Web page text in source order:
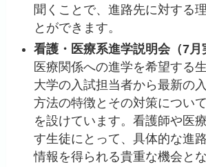
聞くことで、進路先に対する
とができます。
看護・医療系進学説明会（7月
医療関係への進学を希望する
大学の入試担当者から最新の
方法の特徴とその対策につい
を設けています。看護師や医
す生徒にとって、具体的な進
情報を得られる貴重な機会と